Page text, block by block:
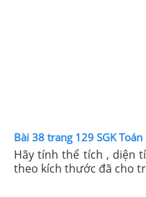
Bài 38 trang 129 SGK
Hãy tính thể tích , diện
theo kích thước đã cho